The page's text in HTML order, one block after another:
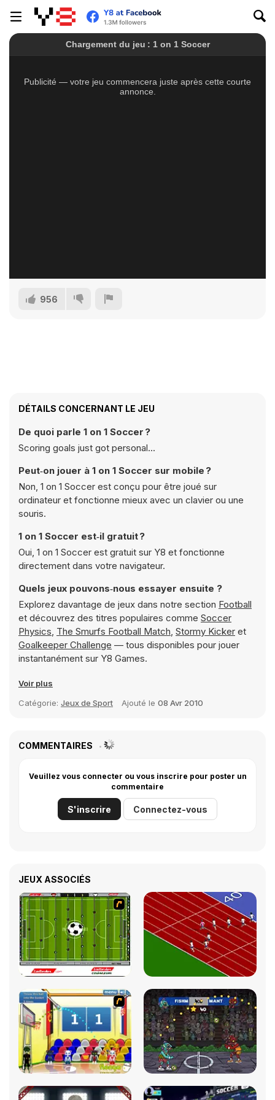
956
DÉTAILS CONCERNANT LE JEU
De quoi parle 1 on 1 Soccer ?
Scoring goals just got personal...
Peut‑on jouer à 1 on 1 Soccer sur mobile ?
Non, 1 on 1 Soccer est conçu pour être joué sur
ordinateur et fonctionne mieux avec un clavier ou une
souris.
1 on 1 Soccer est‑il gratuit ?
Oui, 1 on 1 Soccer est gratuit sur Y8 et fonctionne
directement dans votre navigateur.
Quels jeux pouvons‑nous essayer ensuite ?
Explorez davantage de jeux dans notre section Football
et découvrez des titres populaires comme Soccer
Physics, The Smurfs Football Match, Stormy Kicker et
Goalkeeper Challenge — tous disponibles pour jouer
instantanément sur Y8 Games.
Voir plus
Catégorie: Jeux de Sport Ajouté le 08 Avr 2010
COMMENTAIRES
Veuillez vous connecter ou vous inscrire pour poster un
commentaire
S'inscrire Connectez-vous
JEUX ASSOCIÉS